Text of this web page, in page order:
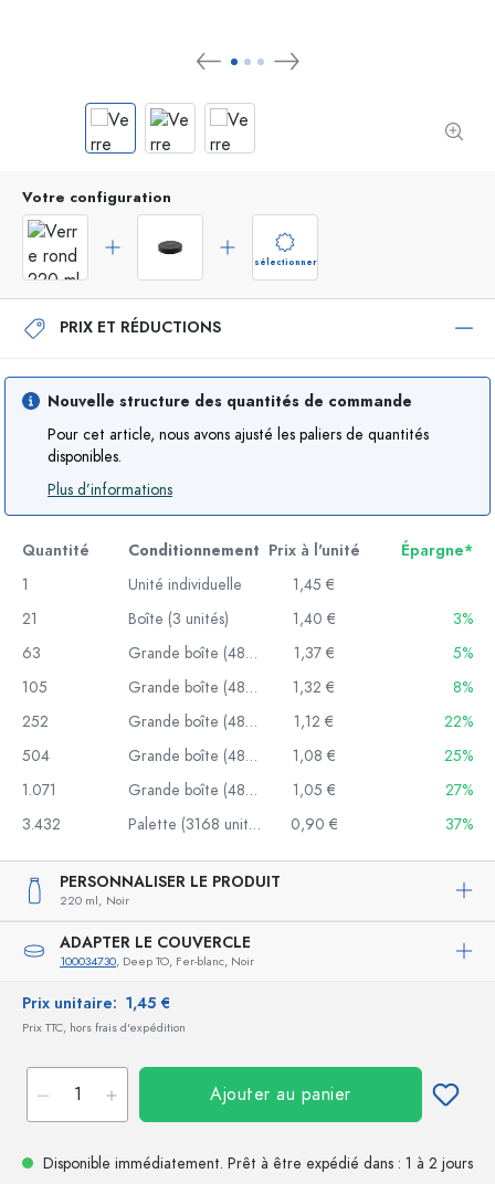
Votre configuration
sélectionner
PRIX ET RÉDUCTIONS
Nouvelle structure des quantités de commande
Pour cet article, nous avons ajusté les paliers de quantités
disponibles.
Plus d’informations
Quantité Conditionnement Prix à l'unité
Épargne*
1
Unité individuelle
1,45 €
21
Boîte (3 unités) 1,40 €
3%
63
Grande boîte (48 unités) 1,37 €
5%
105
Grande boîte (48 unités) 1,32 €
8%
252
Grande boîte (48 unités) 1,12 €
22%
504
Grande boîte (48 unités) 1,08 €
25%
1.071
Grande boîte (48 unités) 1,05 €
27%
3.432
Palette (3168 unités) 0,90 € 37%
PERSONNALISER LE PRODUIT
220 ml, Noir
ADAPTER LE COUVERCLE
100034730, Deep TO, Fer-blanc, Noir
Prix unitaire: 1,45 €
Prix TTC, hors frais d'expédition
Ajouter au panier
Disponible immédiatement. Prêt à être expédié dans : 1 à 2 jours